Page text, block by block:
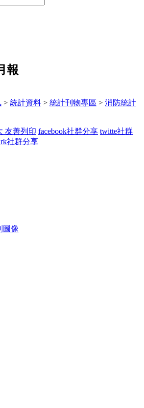
報
> 統計資料 > 統計刊物專區 > 消防統計
友善列印 facebook社群分享 twitte社群
社群分享
圖像